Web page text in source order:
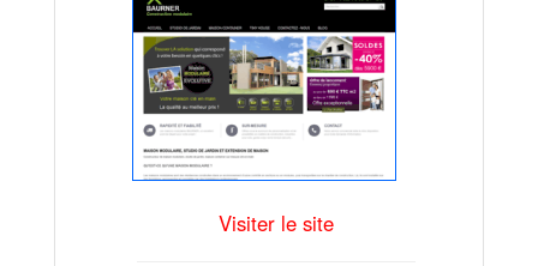
Visiter le site